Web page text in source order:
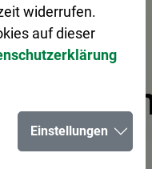
widerrufen.
auf dieser
Einstellungen